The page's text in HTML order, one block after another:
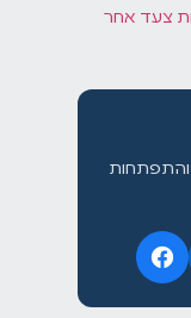
צעד אחר
והתפתחות